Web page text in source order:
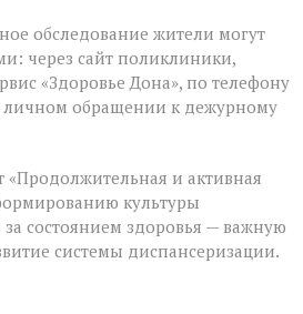
обследование жители могут
через сайт поликлиники,
«Здоровье Дона», по телефону
личном обращении к дежурному
и активная
культуры
за состоянием здоровья — важную
системы диспансеризации.